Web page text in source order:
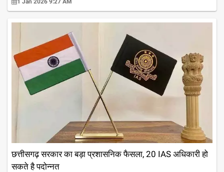
1 Jan 2026 9:27 AM
छत्तीसगढ़ सरकार का बड़ा प्रशासनिक फैसला, 20 IAS अधिकारी हो
सकते है पदोन्नत